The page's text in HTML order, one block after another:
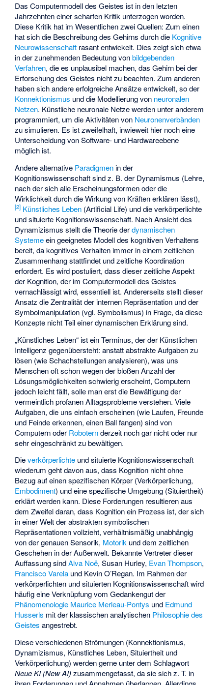
Das Computermodell des Geistes ist in den letzten
Jahrzehnten einer scharfen Kritik unterzogen worden.
Diese Kritik hat im Wesentlichen zwei Quellen: Zum einen
hat sich die Beschreibung des Gehirns durch die Kognitive
Neurowissenschaft rasant entwickelt. Dies zeigt sich etwa
in der zunehmenden Bedeutung vonbildgebenden
Verfahren, die es unplausibel machen, das Gehirn bei der
Erforschung des Geistes nicht zu beachten. Zum anderen
haben sich andere erfolgreiche Ansätze entwickelt, so der
Konnektionismus und die Modellierung von neuronalen
Netzen. Künstliche neuronale Netze werden unter anderem
programmiert, um die Aktivitäten von Neuronenverbänden
zu simulieren. Es ist zweifelhaft, inwieweit hier noch eine
Unterscheidung von Software- und Hardwareebene
möglich ist.
Andere alternative Paradigmen in der
Kognitionswissenschaft sind z. B. der Dynamismus (Lehre,
nach der sich alle Erscheinungsformen oder die
Wirklichkeit durch die Wirkung von Kräften erklären lässt),
[2] Künstliches Leben (Artificial Life) und die verkörperlichte
und situierte Kognitionswissenschaft. Nach Ansicht des
Dynamizismus stellt die Theorie derdynamischen
Systemeein geeignetes Modell des kognitiven Verhaltens
bereit, da kognitives Verhalten immer in einem zeitlichen
Zusammenhang stattfindet und zeitliche Koordination
erfordert. Es wird postuliert, dass dieser zeitliche Aspekt
der Kognition, der im Computermodell des Geistes
vernachlässigt wird, essentiell ist. Andererseits stellt dieser
Ansatz die Zentralität der internen Repräsentation und der
Symbolmanipulation (vgl. Symbolismus) in Frage, da diese
Konzepte nicht Teil einer dynamischen Erklärung sind.
„Künstliches Leben“ ist ein Terminus, der der Künstlichen
Intelligenz gegenübersteht: anstatt abstrakte Aufgaben zu
lösen (wie Schachstellungen analysieren), was uns
Menschen oft schon wegen der bloßen Anzahl der
Lösungsmöglichkeiten schwierig erscheint, Computern
jedoch leicht fällt, solle man erst die Bewältigung der
vermeintlich profanen Alltagsprobleme verstehen. Viele
Aufgaben, die uns einfach erscheinen (wie Laufen, Freunde
und Feinde erkennen, einen Ball fangen) sind von
Computern oder Roboternderzeit noch gar nicht oder nur
sehr eingeschränkt zu bewältigen.
Dieverkörperlichte und situierte Kognitionswissenschaft
wiederum geht davon aus, dass Kognition nicht ohne
Bezug auf einen spezifischen Körper (Verkörperlichung,
Embodiment) und eine spezifische Umgebung (Situiertheit)
erklärt werden kann. Diese Forderungen resultieren aus
dem Zweifel daran, dass Kognition ein Prozess ist, der sich
in einer Welt der abstrakten symbolischen
Repräsentationen vollzieht, verhältnismäßig unabhängig
von der genauen Sensorik, Motorik und dem zeitlichen
Geschehen in der Außenwelt. Bekannte Vertreter dieser
Auffassung sindAlva Noë, Susan Hurley, Evan Thompson,
Francisco Varela und Kevin O’Regan. Im Rahmen der
verkörperlichten und situierten Kognitionswissenschaft wird
häufig eine Verknüpfung vom Gedankengut der
Phänomenologie Maurice Merleau-Pontys und Edmund
Husserls mit der klassischen analytischen Philosophie des
Geistes angestrebt.
Diese verschiedenen Strömungen (Konnektionismus,
Dynamizismus, Künstliches Leben, Situiertheit und
Verkörperlichung) werden gerne unter dem Schlagwort
Neue KI (New AI)zusammengefasst, da sie sich z. T. in